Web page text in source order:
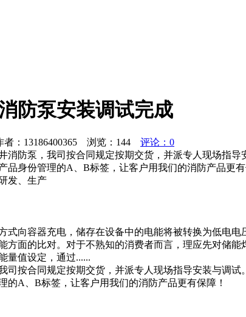
防泵安装调试完成
：13186400365 浏览： 144
评论：0
消防泵，我司按合同规定按期交货，并派专人现场指
品身份管理的A、B标签，让客户用我们的消防产
发、生产
向容器充电，储存在设备中的电能将被转换为低电
面的比对。对于不熟知的消费者而言，理应先对储
量值设定，通过......
司按合同规定按期交货，并派专人现场指导安装与调
A、B标签，让客户用我们的消防产品更有保障！